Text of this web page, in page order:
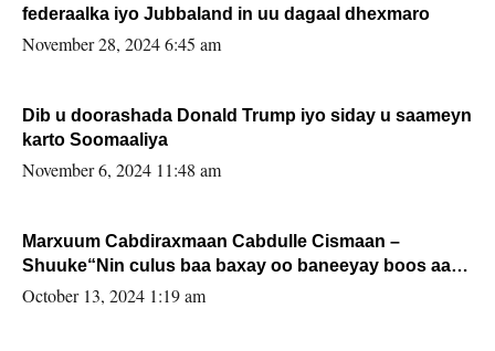
federaalka iyo Jubbaland in uu dagaal dhexmaro
November 28, 2024 6:45 am
Dib u doorashada Donald Trump iyo siday u saameyn
karto Soomaaliya
November 6, 2024 11:48 am
Marxuum Cabdiraxmaan Cabdulle Cismaan –
Shuuke“Nin culus baa baxay oo baneeyay boos aan
la buuxin Karin”.
October 13, 2024 1:19 am